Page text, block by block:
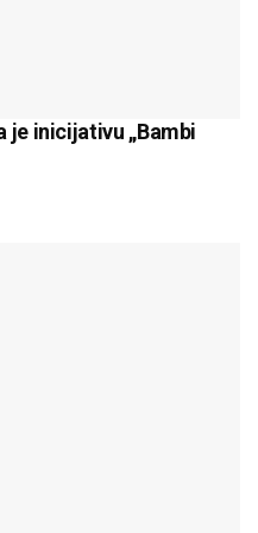
je inicijativu „Bambi